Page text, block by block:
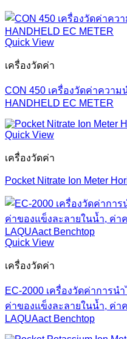
Quick View
เครื่องวัดค่า
CON 450 เครื่องวัดค่าความ
HANDHELD EC METER
Quick View
เครื่องวัดค่า
Pocket Nitrate Ion Meter
Quick View
เครื่องวัดค่า
EC-2000 เครื่องวัดค่าการ
ค่าของแข็งละลายในน้ำ, ค่
LAQUAact Benchtop